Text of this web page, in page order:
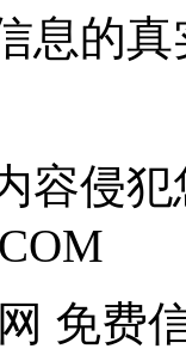
息的
容侵
免费